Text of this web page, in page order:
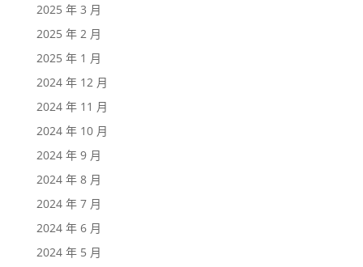
2025 年 3 月
2025 年 2 月
2025 年 1 月
2024 年 12 月
2024 年 11 月
2024 年 10 月
2024 年 9 月
2024 年 8 月
2024 年 7 月
2024 年 6 月
2024 年 5 月